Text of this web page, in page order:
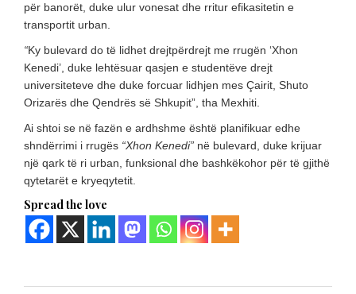
për banorët, duke ulur vonesat dhe rritur efikasitetin e
transportit urban.
“Ky bulevard do të lidhet drejtpërdrejt me rrugën ‘Xhon
Kenedi’, duke lehtësuar qasjen e studentëve drejt
universiteteve dhe duke forcuar lidhjen mes Çairit, Shuto
Orizarës dhe Qendrës së Shkupit”, tha Mexhiti.
Ai shtoi se në fazën e ardhshme është planifikuar edhe
shndërrimi i rrugës “Xhon Kenedi” në bulevard, duke krijuar
një qark të ri urban, funksional dhe bashkëkohor për të gjithë
qytetarët e kryeqytetit.
Spread the love